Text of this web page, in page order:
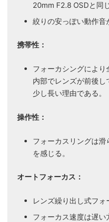
20mm F2.8 OSDと同
絞りの安っぽい動作音
携帯性：
フォーカシングによ
内部でレンズが前後
少し長い理由である。
操作性：
フォーカスリングは滑
を感じる。
オートフォーカス：
レンズ繰り出し式フォ
フォーカス速度は遅